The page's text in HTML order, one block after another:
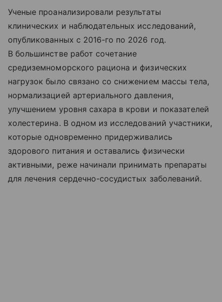
Ученые проанализировали результаты
клинических и наблюдательных исследований,
опубликованных с 2016-го по 2026 год.
В большинстве работ сочетание
средиземноморского рациона и физических
нагрузок было связано со снижением массы тела,
нормализацией артериального давления,
улучшением уровня сахара в крови и показателей
холестерина. В одном из исследований участники,
которые одновременно придерживались
здорового питания и оставались физически
активными, реже начинали принимать препараты
для лечения сердечно-сосудистых заболеваний.